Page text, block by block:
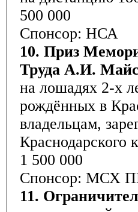
500 000
Спонсор: НСА
10. Приз
Труда А.И.
на лошадях 2-х
рождённых в
владельцам,
Краснодарского
1 500 000
Спонсор: МСХ
11.